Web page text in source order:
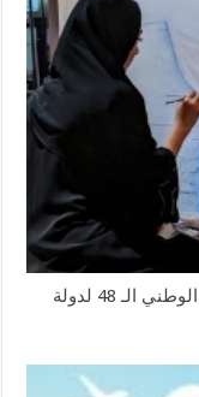
منتجع وفيلل السعديات روتانا يحتفل باليوم الوطني الـ 48 لدولة